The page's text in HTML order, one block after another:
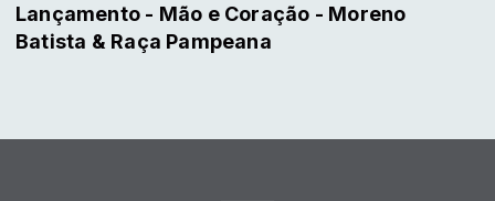
Lançamento - Mão e Coração - Moreno
Batista & Raça Pampeana